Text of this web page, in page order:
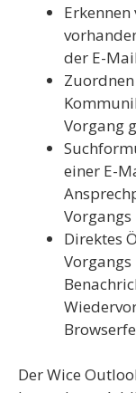
Erkennen
der E-
Vorgang
einer E-
Vorgangs
Direktes
Der Wice